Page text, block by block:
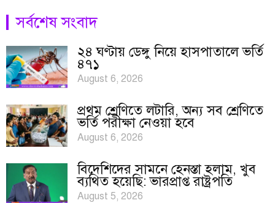
সর্বশেষ সংবাদ
২৪ ঘণ্টায় ডেঙ্গু নিয়ে হাসপাতালে ভর্তি
৪৭১
August 6, 2026
প্রথম শ্রেণিতে লটারি, অন্য সব শ্রেণিতে
ভর্তি পরীক্ষা নেওয়া হবে
August 6, 2026
বিদেশিদের সামনে হেনস্তা হলাম, খুব
ব্যথিত হয়েছি: ভারপ্রাপ্ত রাষ্ট্রপতি
August 5, 2026